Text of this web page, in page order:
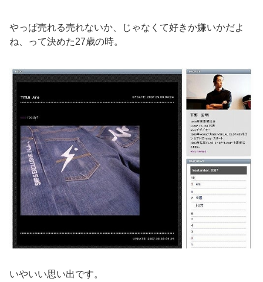
やっぱ売れる売れないか、じゃなくて好きか嫌いかだよ
ね、って決めた27歳の時。
いやいい思い出です。